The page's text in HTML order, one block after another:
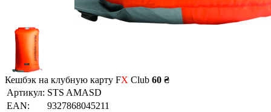
Кешбэк на клубную карту FX Club 60 ₴
Артикул: STS AMASD
EAN:
9327868045211